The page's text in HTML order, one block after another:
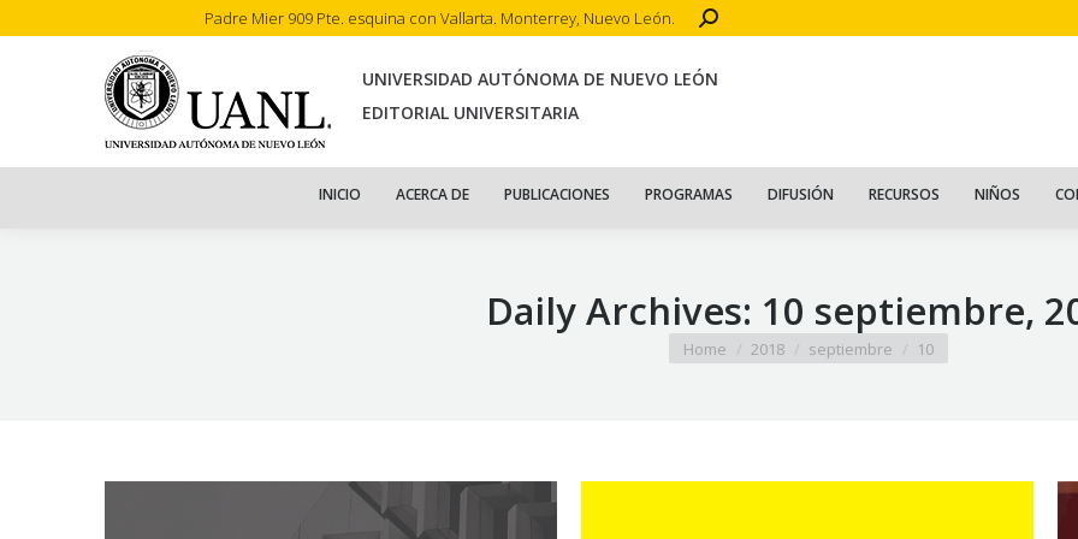
Padre Mier 909 Pte. esquina con Vallarta. Monterrey, Nuevo León. Search:
UNIVERSIDAD AUTÓNOMA DE NUEVO LEÓN
EDITORIAL UNIVERSITARIA
INICIO ACERCA DE PUBLICACIONES PROGRAMAS DIFUSIÓN RECURSOS NIÑOS
Daily Archives: 10 septiembre,
You are here:
Home 2018 septiembre 10
INICIO ACERCA DE PUBLICACIONES PROGRAMAS DIFUSIÓN